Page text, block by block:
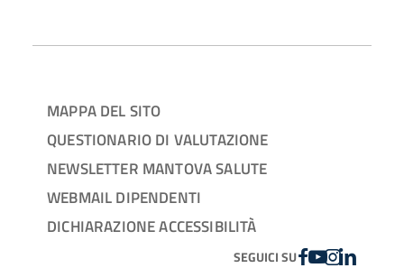
MAPPA DEL SITO
QUESTIONARIO DI VALUTAZIONE
NEWSLETTER MANTOVA SALUTE
WEBMAIL DIPENDENTI
DICHIARAZIONE ACCESSIBILITÀ
SEGUICI SUFACEBOOK
YOUTUBE
INSTAGRAM
LINKEDIN